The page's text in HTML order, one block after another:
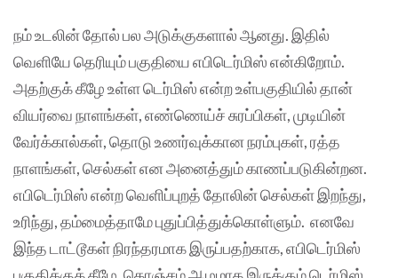
நம் உடலின் தோல் பல அடுக்குகளால் ஆனது. இதில்
வெளியே தெரியும் பகுதியை எபிடெர்மிஸ் என்கிறோம்.
அதற்குக் கீழே உள்ள டெர்மிஸ் என்ற உள்பகுதியில் தான்
வியர்வை நாளங்கள், எண்ணெய்ச் சுரப்பிகள், முடியின்
வேர்க்கால்கள், தொடு உணர்வுக்கான நரம்புகள், ரத்த
நாளங்கள், செல்கள் என அனைத்தும் காணப்படுகின்றன.
எபிடெர்மிஸ் என்ற வெளிப்புறத் தோலின் செல்கள் இறந்து,
உரிந்து, தம்மைத்தாமே புதுப்பித்துக்கொள்ளும். எனவே
இந்த டாட்டூகள் நிரந்தரமாக இருப்பதற்காக, எபிடெர்மிஸ்